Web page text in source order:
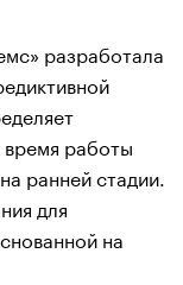
разработала
работы
ранней стадии.
для
на